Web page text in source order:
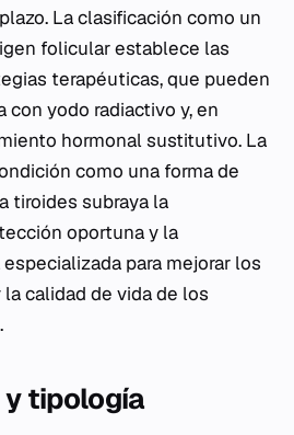
La clasificación como un
folicular establece las
terapéuticas, que pueden
con yodo radiactivo y, en
hormonal sustitutivo. La
como una forma de
tiroides subraya la
oportuna y la
para mejorar los
calidad de vida de los
tipología